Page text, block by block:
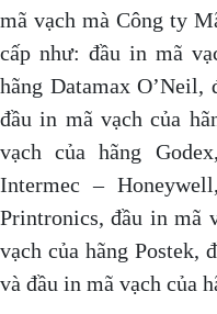
mã vạch mà Công ty
cấp như: đầu in mã
hãng Datamax O’Neil,
đầu in mã vạch của
vạch của hãng
Intermec –
Printronics, đầu in mã
vạch của hãng Postek,
và đầu in mã vạch của